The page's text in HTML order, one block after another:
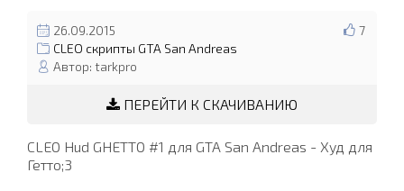
7
26.09.2015
CLEO скрипты GTA San Andreas
Автор: tarkpro
ПЕРЕЙТИ К СКАЧИВАНИЮ
CLEO Hud GHETTO #1 для GTA San Andreas - Худ для
Гетто;3